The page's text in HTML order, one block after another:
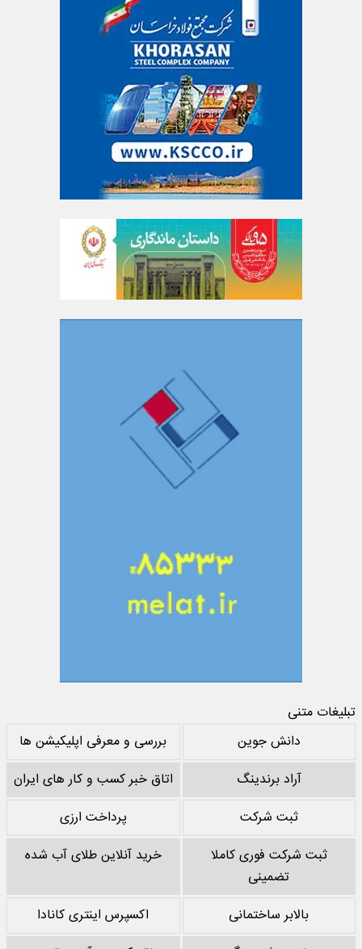
تبلیغات متنی
دانش جوین
بررسی و معرفی اپلیکیشن ها
آراد برندینگ
اتاق خبر کسب و کار های ایران
ثبت شرکت
پرداخت ارزی
ثبت شرکت فوری کاملا
تضمینی
خرید آنلاین طلای آب شده
بالابر ساختمانی
اکسپرس اینتری کانادا